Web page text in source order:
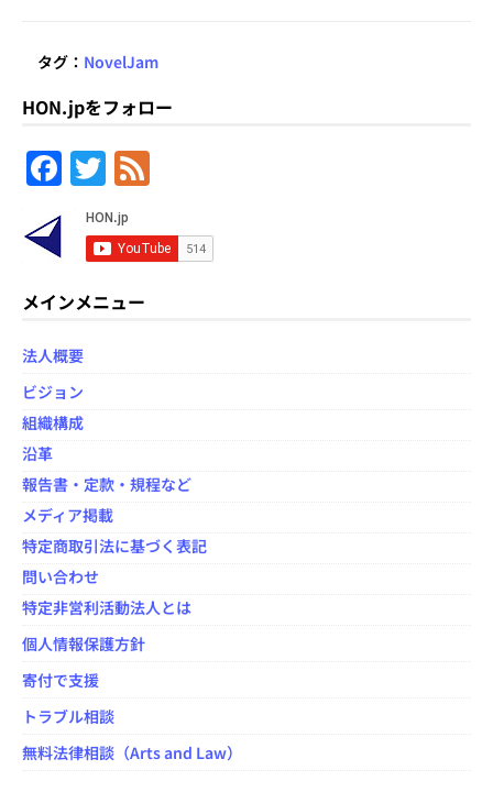
k
タグ： NovelJam
HON.jpをフォロー
F
a
b
o
o
k
T
w
itt
er
e
d
メインメニュー
法人概要
ビジョン
組織構成
沿革
報告書・定款・規程など
メディア掲載
特定商取引法に基づく表記
問い合わせ
特定非営利活動法人とは
個人情報保護方針
寄付で支援
トラブル相談
無料法律相談（Arts and Law）